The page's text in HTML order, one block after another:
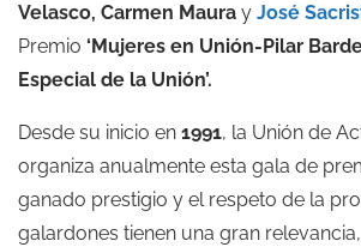
Velasco, Carmen Maura y José
Premio ‘Mujeres en Unión-Pilar
Especial de la Unión’.
Desde su inicio en 1991, la Unión de
organiza anualmente esta gala de
ganado prestigio y el respeto de la
galardones tienen una gran